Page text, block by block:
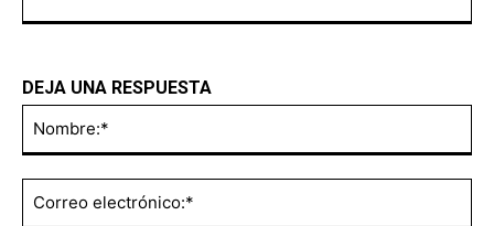
DEJA UNA RESPUESTA